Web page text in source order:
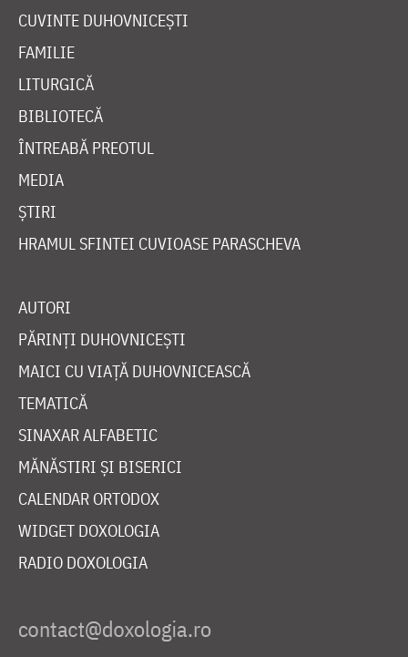
CUVINTE DUHOVNICEȘTI
FAMILIE
LITURGICĂ
BIBLIOTECĂ
ÎNTREABĂ PREOTUL
MEDIA
ȘTIRI
HRAMUL SFINTEI CUVIOASE PARASCHEVA
AUTORI
PĂRINȚI DUHOVNICEȘTI
MAICI CU VIAȚĂ DUHOVNICEASCĂ
TEMATICĂ
SINAXAR ALFABETIC
MĂNĂSTIRI ȘI BISERICI
CALENDAR ORTODOX
WIDGET DOXOLOGIA
RADIO DOXOLOGIA